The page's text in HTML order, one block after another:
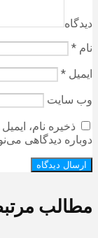
دیدگاه
نام *
ایمیل *
وب‌ سایت
ذخیره نام،
دوباره دیدگاهی
مطالب